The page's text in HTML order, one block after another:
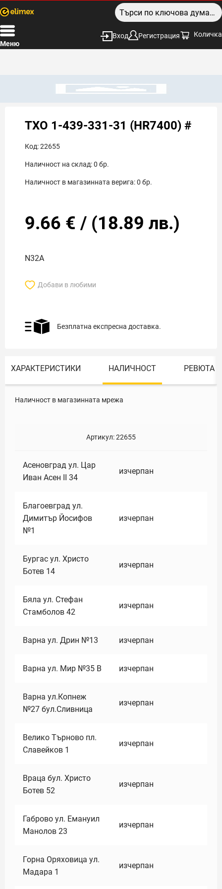
Меню
Вход Регистрация Количка
TXO 1-439-331-31 (HR7400) #
Код:22655
Наличност на склад:0 бр.
Наличност в магазинната верига:0 бр.
9.66 € / (18.89 лв.)
N32A
Добави в любими
Безплатна експресна доставка.
ХАРАКТЕРИСТИКИ НАЛИЧНОСТ РЕВЮТА
Наличност в магазинната мрежа
Артикул:22655
Асеновград ул. Цар
Иван Асен II 34
изчерпан
Благоевград ул.
Димитър Йосифов
№1
изчерпан
Бургас ул. Христо
Ботев 14
изчерпан
Бяла ул. Стефан
Стамболов 42
изчерпан
Варна ул. Дрин №13 изчерпан
Варна ул. Мир №35 В изчерпан
Варна ул.Копнеж
№27 бул.Сливница
изчерпан
Велико Търново пл.
Славейков 1
изчерпан
Враца бул. Христо
Ботев 52
изчерпан
Габрово ул. Емануил
Манолов 23
изчерпан
Горна Оряховица ул.
Мадара 1
изчерпан